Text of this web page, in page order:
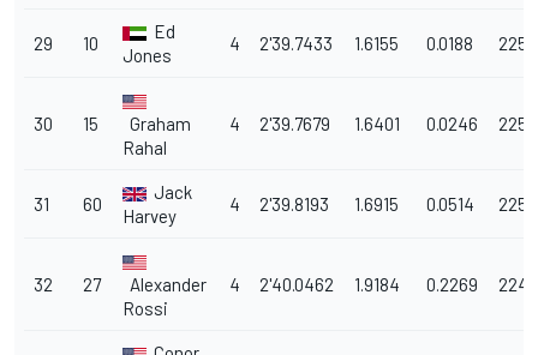
29 10
Ed
Jones
4 2'39.7433 1.6155 0.0188
30 15
Graham
Rahal
4 2'39.7679 1.6401 0.0246
31 60
Jack
Harvey
4 2'39.8193 1.6915 0.0514
32 27
Alexander
Rossi
4 2'40.0462 1.9184 0.2269